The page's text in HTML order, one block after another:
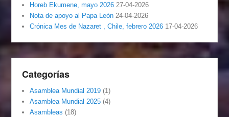
Horeb Ekumene, mayo 2026 27-04-2026
Nota de apoyo al Papa León 24-04-2026
Crónica Mes de Nazaret , Chile, febrero 2026 17-04-2026
Categorías
Asamblea Mundial 2019 (1)
Asamblea Mundial 2025 (4)
Asambleas (18)